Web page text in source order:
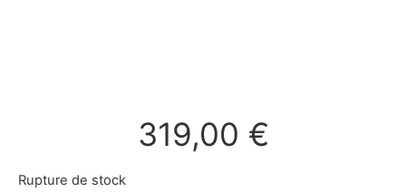
319,00 €
Rupture de stock